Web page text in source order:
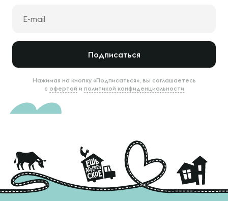
Подписаться
Нажимая на кнопку «Подписаться», вы соглашаетесь
с офертой и политикой конфиденциальности